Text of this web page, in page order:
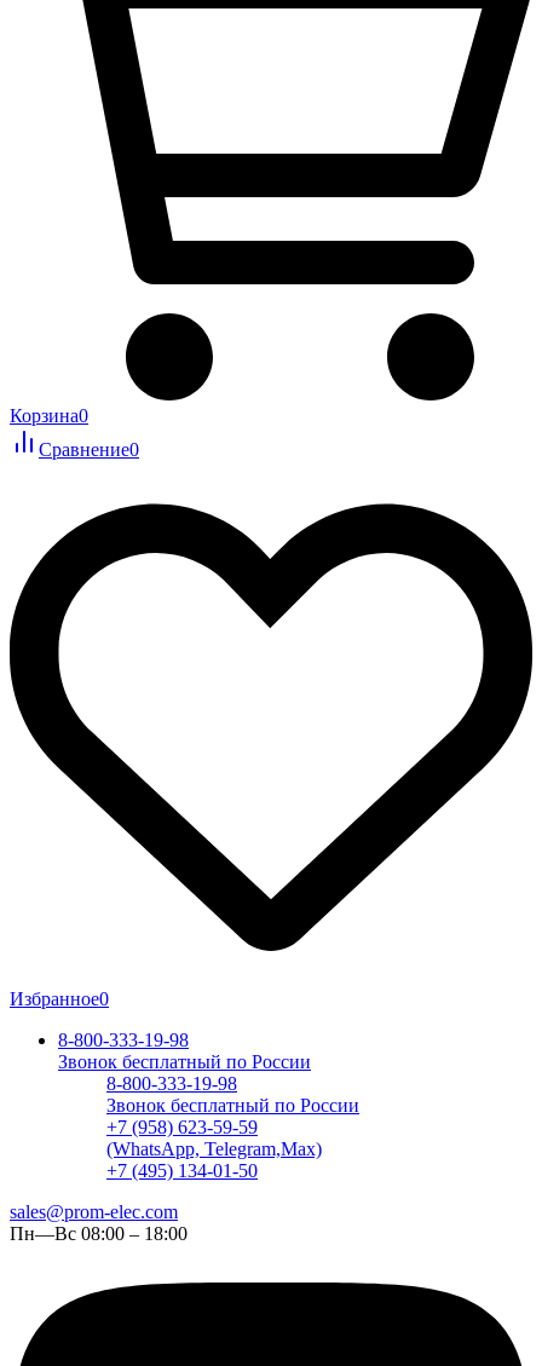
Корзина0
Сравнение0
Избранное0
8-800-333-19-98
Звонок бесплатный по России
8-800-333-19-98
Звонок бесплатный по России
+7 (958) 623-59-59
(WhatsApp, Telegram,Max)
+7 (495) 134-01-50
sales@prom-elec.com
Пн—Вс 08:00 – 18:00